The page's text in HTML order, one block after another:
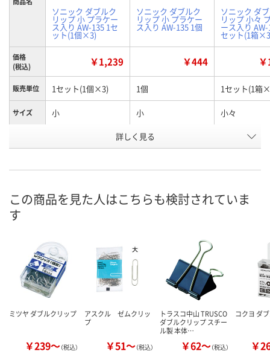
ソニック ダブルク
リップ 小 プラケー
ス入り AW-135 1セ
ット(1個×3)
ソニック ダブルク
リップ 小 プラケー
ス入り AW-135 1個
ソニック ダ
リップ 小々
ース入り
セット(1箱
価格
(税込)
￥1,239 ￥444
販売単位 1セット(1個×3) 1個 1セット(1箱
サイズ 小 小 小々
XU20960 WP98111
8月11日（火）
カゴへ
詳しく見る
この商品を見た人はこちらも検討されていま
す
ミツヤ ダブルクリップ
￥239～（税込）
アスクル ゼムクリッ
プ
￥51～（税込）
トラスコ中山 TRUSCO
ダブルクリップ スチー
ル製 本体…
￥62～（税込）
コクヨ ダ
￥